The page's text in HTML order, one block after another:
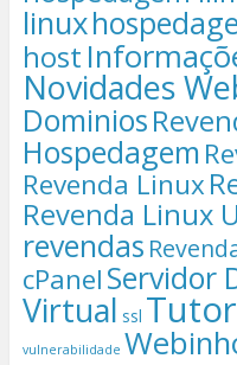
linux
host
Novidades
Dominios
Hospedagem
Revenda Linux
Revenda Linux
revendas
cPanelServidor
Virtual ssl
vulnerabilidade